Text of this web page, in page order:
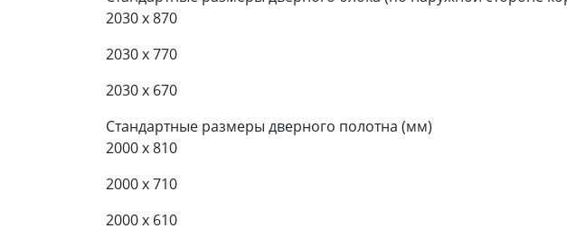
2030 x 870
2030 x 770
2030 x 670
Стандартные размеры дверного полотна (мм)
2000 x 810
2000 x 710
2000 x 610